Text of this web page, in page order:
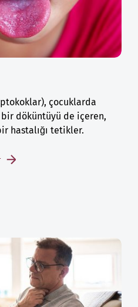
çocuklarda
bir döküntüyü de içeren,
hastalığı tetikler.